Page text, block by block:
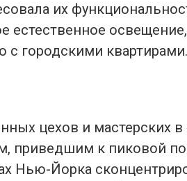
их
естественное
с городскими квартирами.
цехов и мастерских
приведшим к пиковой
Нью-Йорка